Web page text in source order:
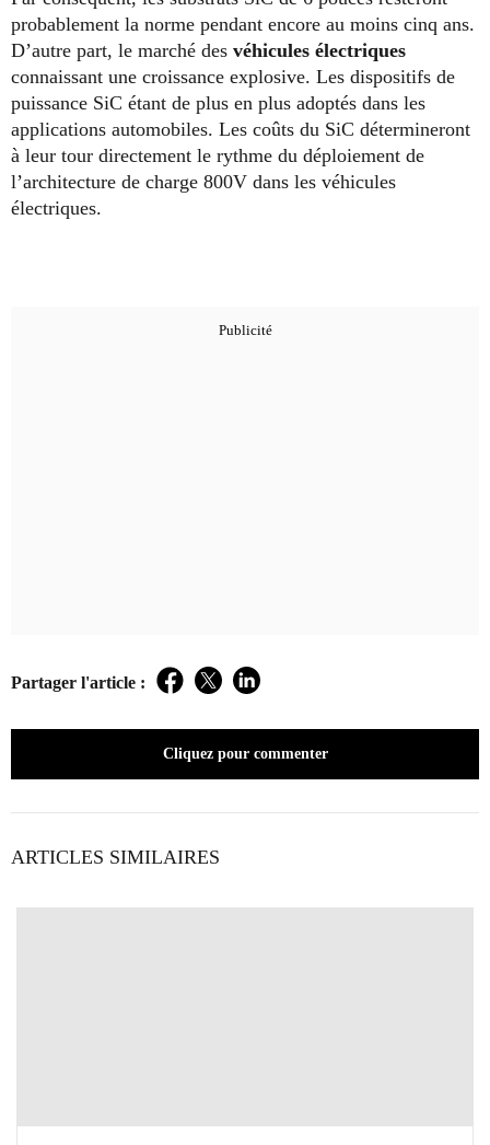
probablement la norme pendant encore au moins cinq ans.
D’autre part, le marché des véhicules électriques
connaissant une croissance explosive. Les dispositifs de
puissance SiC étant de plus en plus adoptés dans les
applications automobiles. Les coûts du SiC détermineront
à leur tour directement le rythme du déploiement de
l’architecture de charge 800V dans les véhicules
électriques.
Partager l'article : Facebook
TwitterLinkedIn
Cliquez pour commenter
ARTICLES SIMILAIRES